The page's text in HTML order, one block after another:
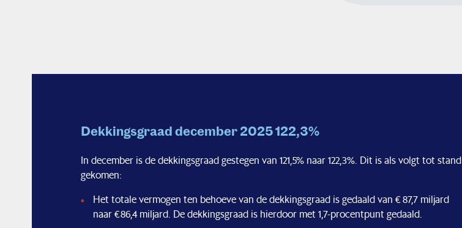
Dekkingsgraad december 2025 122,3%
In december is de dekkingsgraad gestegen van 121,5% naar 122,3%. Dit is als volgt tot stand
gekomen:
Het totale vermogen ten behoeve van de dekkingsgraad is gedaald van € 87,7 miljard
naar € 86,4 miljard. De dekkingsgraad is hierdoor met 1,7-procentpunt gedaald.